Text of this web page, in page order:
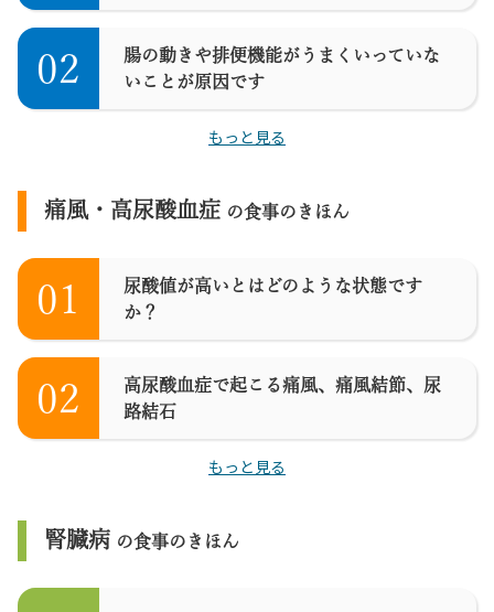
02
腸の動きや排便機能がうまくいっていな
いことが原因です
もっと見る
痛風・高尿酸血症 の食事のきほん
01
尿酸値が高いとはどのような状態です
か？
02
高尿酸血症で起こる痛風、痛風結節、尿
路結石
もっと見る
腎臓病 の食事のきほん